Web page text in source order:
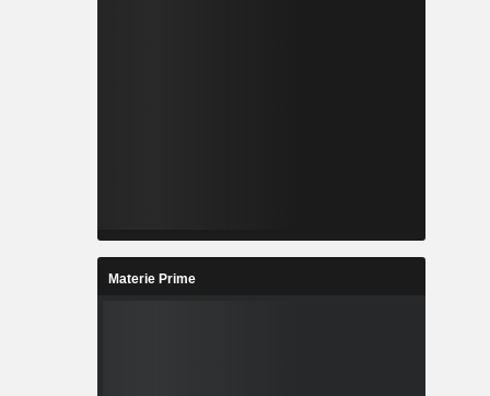
Materie Prime